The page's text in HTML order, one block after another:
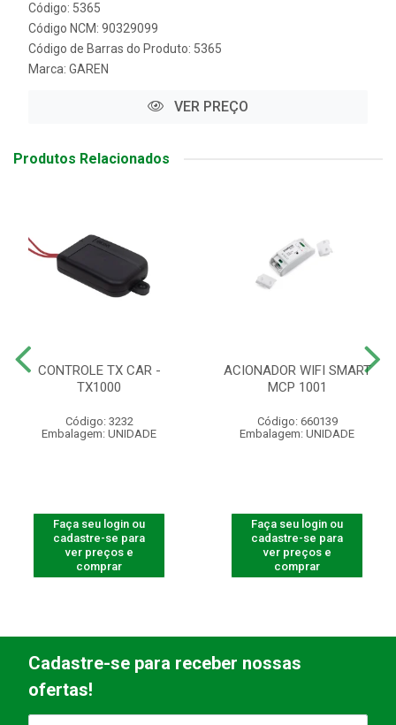
Código: 5365
Código NCM: 90329099
Código de Barras do Produto: 5365
Marca: GAREN
VER PREÇO
Produtos Relacionados
CONTROLE TX CAR -
TX1000
Código: 3232
Embalagem: UNIDADE
Faça seu login ou
cadastre-se para
ver preços e
comprar
ACIONADOR WIFI SMART
MCP 1001
Código: 660139
Embalagem: UNIDADE
Faça seu login ou
cadastre-se para
ver preços e
comprar
Cadastre-se para receber nossas
ofertas!